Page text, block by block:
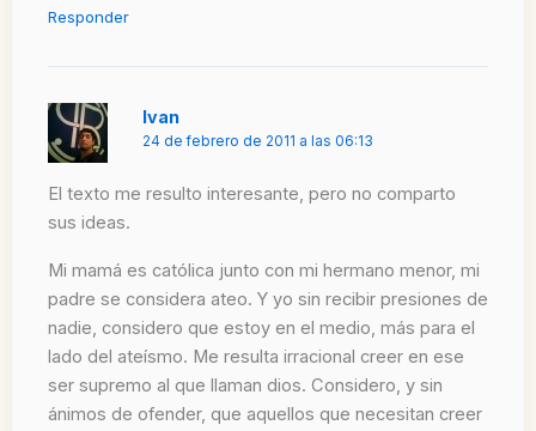
Responder
Ivan
24 de febrero de 2011 a las 06:13
El texto me resulto interesante, pero no comparto
sus ideas.
Mi mamá es católica junto con mi hermano menor, mi
padre se considera ateo. Y yo sin recibir presiones de
nadie, considero que estoy en el medio, más para el
lado del ateísmo. Me resulta irracional creer en ese
ser supremo al que llaman dios. Considero, y sin
ánimos de ofender, que aquellos que necesitan creer